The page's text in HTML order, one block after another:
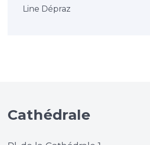
Line Dépraz
Cathédrale